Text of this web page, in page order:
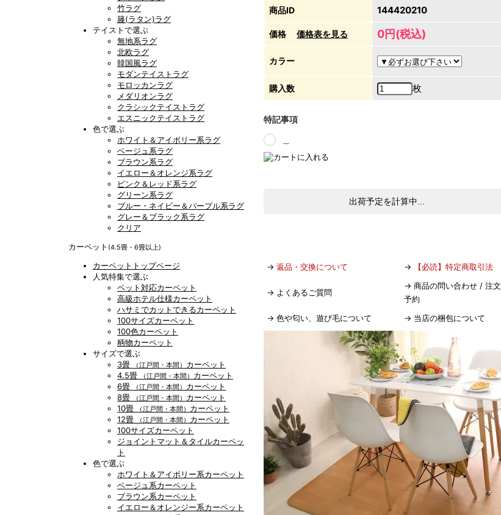
竹ラグ
籐(ラタン)ラグ
テイストで選ぶ
無地系ラグ
北欧ラグ
韓国風ラグ
モダンテイストラグ
モロッカンラグ
メダリオンラグ
クラシックテイストラグ
エスニックテイストラグ
色で選ぶ
ホワイト＆アイボリー系ラグ
ベージュ系ラグ
ブラウン系ラグ
イエロー＆オレンジ系ラグ
ピンク＆レッド系ラグ
グリーン系ラグ
ブルー・ネイビー＆パープル系ラグ
グレー＆ブラック系ラグ
クリア
カーペット (4.5畳・6畳以上)
カーペットトップページ
人気特集で選ぶ
ペット対応カーペット
高級ホテル仕様カーペット
ハサミでカットできるカーペット
100サイズカーペット
100色カーペット
柄物カーペット
サイズで選ぶ
3畳
（江戸間・本間） カーペット
4.5畳
（江戸間・本間） カーペット
6畳
（江戸間・本間） カーペット
8畳
（江戸間・本間） カーペット
10畳
（江戸間・本間） カーペット
12畳
（江戸間・本間） カーペット
100サイズカーペット
ジョイントマット＆タイルカーペッ
ト
色で選ぶ
ホワイト＆アイボリー系カーペット
ベージュ系カーペット
ブラウン系カーペット
イエロー＆オレンジー系カーペット
商品ID 144420210
価格 価格表を見る 0円(税込)
カラー
購入数 枚
特記事項
出荷予定を計算中...
→ 返品・交換について → 【必読】特定商取引法
→ よくあるご質問
→ 商品の問い合わせ / 注文
予約
→ 色や匂い、遊び毛について → 当店の梱包について